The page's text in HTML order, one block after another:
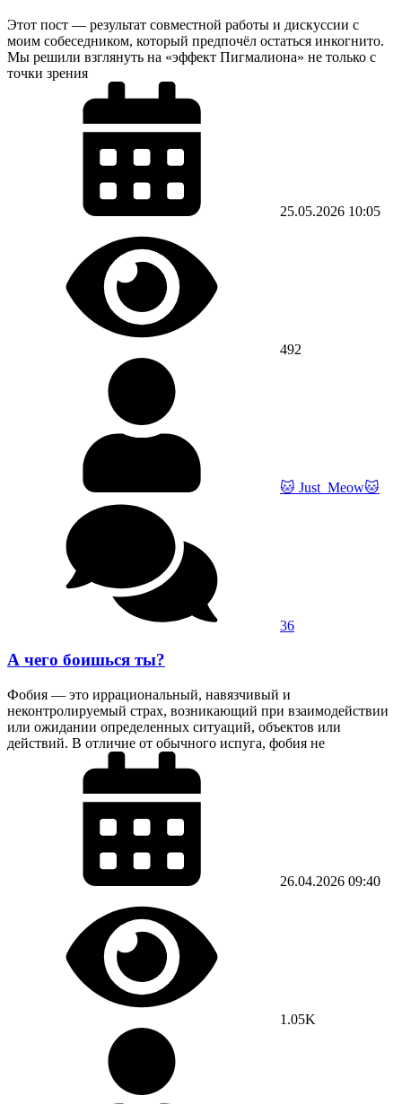
Этот пост — результат совместной работы и дискуссии с
моим собеседником, который предпочёл остаться инкогнито.
Мы решили взглянуть на «эффект Пигмалиона» не только с
точки зрения
25.05.2026 10:05
492
🐱 Just_Meow🐱
36
А чего боишься ты?
Фобия — это иррациональный, навязчивый и
неконтролируемый страх, возникающий при взаимодействии
или ожидании определенных ситуаций, объектов или
действий. В отличие от обычного испуга, фобия не
26.04.2026 09:40
1.05K